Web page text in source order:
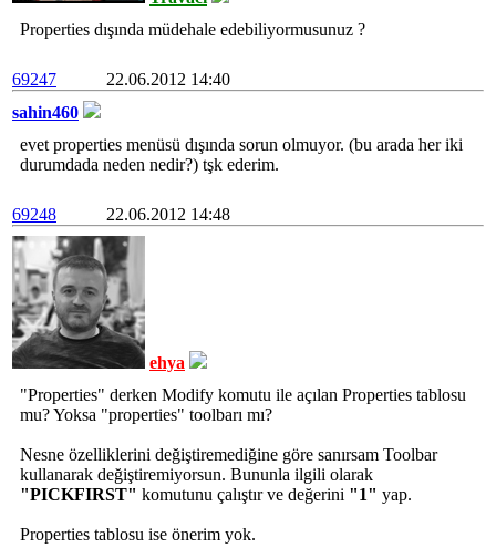
Properties dışında müdehale edebiliyormusunuz ?
69247
22.06.2012 14:40
sahin460
evet properties menüsü dışında sorun olmuyor. (bu arada her iki
durumdada neden nedir?) tşk ederim.
69248 22.06.2012 14:48
ehya
"Properties" derken Modify komutu ile açılan Properties tablosu
mu? Yoksa "properties" toolbarı mı?
Nesne özelliklerini değiştiremediğine göre sanırsam Toolbar
kullanarak değiştiremiyorsun. Bununla ilgili olarak
"PICKFIRST" komutunu çalıştır ve değerini "1" yap.
Properties tablosu ise önerim yok.